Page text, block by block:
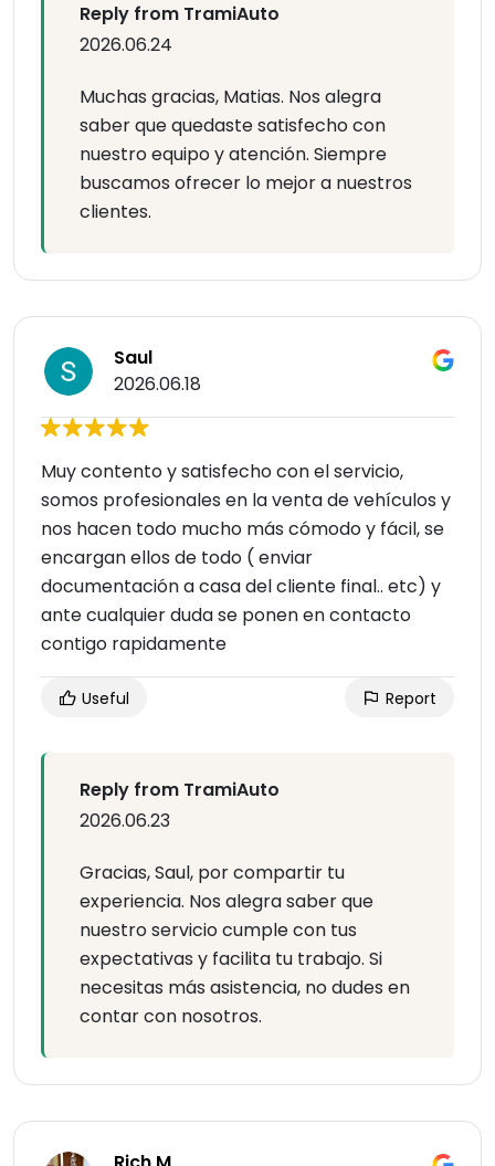
Reply from TramiAuto
2026.06.24
Muchas gracias, Matias. Nos alegra
saber que quedaste satisfecho con
nuestro equipo y atención. Siempre
buscamos ofrecer lo mejor a nuestros
clientes.
Saul
2026.06.18
Muy contento y satisfecho con el servicio,
somos profesionales en la venta de vehículos y
nos hacen todo mucho más cómodo y fácil, se
encargan ellos de todo ( enviar
documentación a casa del cliente final.. etc) y
ante cualquier duda se ponen en contacto
contigo rapidamente
Useful Report
Reply from TramiAuto
2026.06.23
Gracias, Saul, por compartir tu
experiencia. Nos alegra saber que
nuestro servicio cumple con tus
expectativas y facilita tu trabajo. Si
necesitas más asistencia, no dudes en
contar con nosotros.